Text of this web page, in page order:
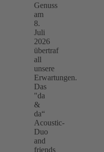
Genuss
am
8.
Juli
2026
übertraf
all
unsere
Erwartungen.
Das
"da
&
da“
Acoustic-
Duo
and
friends